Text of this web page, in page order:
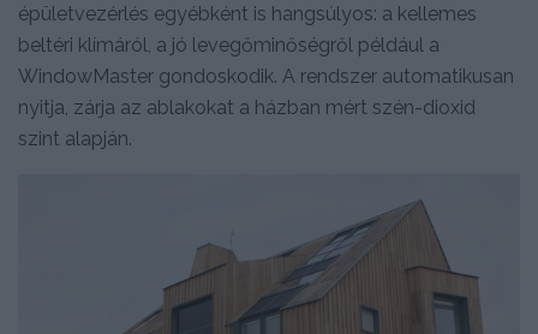
épületvezérlés egyébként is hangsúlyos: a kellemes
beltéri klímáról, a jó levegőminőségről például a
WindowMaster gondoskodik. A rendszer automatikusan
nyitja, zárja az ablakokat a házban mért szén-dioxid
szint alapján.